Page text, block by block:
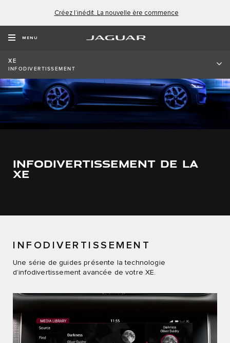
Créez l’inédit. La nouvelle ère commence
MENU
XE
INFODIVERTISSEMENT
INFODIVERTISSEMENT DE LA
XE
INFODIVERTISSEMENT
Une série de guides présente la technologie
d’infodivertissement avancée de votre XE.